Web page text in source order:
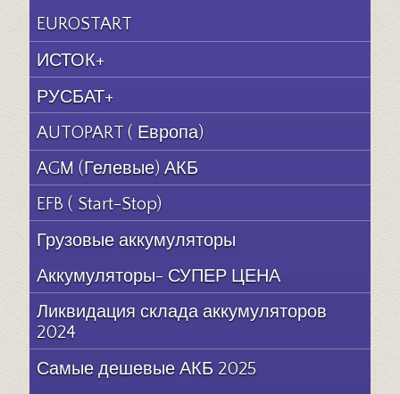
EUROSTART
ИСТОК+
РУСБАТ+
AUTOPART ( Европа)
AGM (Гелевые) АКБ
EFB ( Start-Stop)
Грузовые аккумуляторы
Аккумуляторы- СУПЕР ЦЕНА
Ликвидация склада аккумуляторов
2024
Самые дешевые АКБ 2025